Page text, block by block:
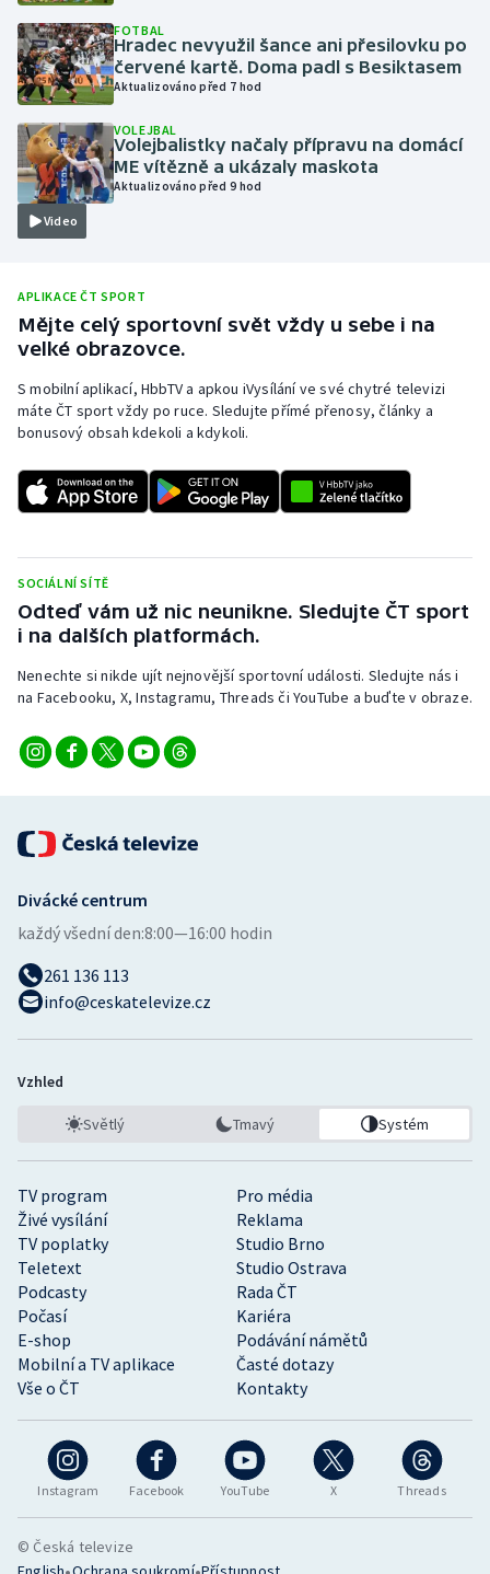
Moderní pětiboj
Motorsport
Olympijské hry
Parasport
Plavání
Plážový volejbal
Ragby
Rychlobruslení
Short track
Sportovní střelba
Stolní tenis
Vodní slalom
FOTBAL
Hradec nevyužil šance ani přesilovku po
červené kartě. Doma padl s Besiktasem
Aktualizováno před 7 hod
Video
VOLEJBAL
Volejbalistky načaly přípravu na domácí
ME vítězně a ukázaly maskota
Aktualizováno před 9 hod
APLIKACE ČT SPORT
Mějte celý sportovní svět vždy u sebe i na
velké obrazovce.
S mobilní aplikací, HbbTV a apkou iVysílání ve své chytré televizi
máte ČT sport vždy po ruce. Sledujte přímé přenosy, články a
bonusový obsah kdekoli a kdykoli.
SOCIÁLNÍ SÍTĚ
Odteď vám už nic neunikne. Sledujte ČT sport
i na dalších platformách.
Nenechte si nikde ujít nejnovější sportovní události. Sledujte nás i
na Facebooku, X, Instagramu, Threads či YouTube a buďte v obraze.
Instagram Facebook YouTube X Threads
TV program
Pro média
Živé vysílání
Reklama
TV poplatky
Studio Brno
Teletext
Studio Ostrava
Podcasty
Rada ČT
Počasí
Kariéra
E-shop
Podávání námětů
Mobilní a TV aplikace
Časté dotazy
Vše o ČT
Kontakty
Divácké centrum
každý všední den:8:00—16:00 hodin
261 136 113
info@ceskatelevize.cz
Vzhled
Světlý Tmavý Systém
© Česká televize